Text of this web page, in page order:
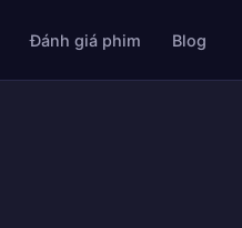
Đánh giá phim Blog